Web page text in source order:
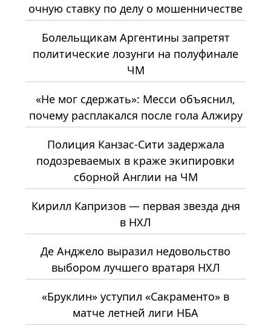
очную ставку по делу о мошенничестве
Болельщикам Аргентины запретят
политические лозунги на полуфинале
ЧМ
«Не мог сдержать»: Месси объяснил,
почему расплакался после гола Алжиру
Полиция Канзас-Сити задержала
подозреваемых в краже экипировки
сборной Англии на ЧМ
Кирилл Капризов — первая звезда дня
в НХЛ
Де Анджело выразил недовольство
выбором лучшего вратаря НХЛ
«Бруклин» уступил «Сакраменто» в
матче летней лиги НБА